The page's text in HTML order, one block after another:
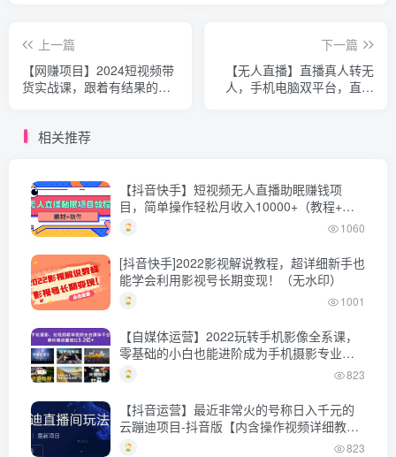
上一篇
【网赚项目】2024短视频带
货实战课，跟着有结果的
下一篇
【无人直播】直播真人转无
人，手机电脑双平台，直播
相关推荐
【抖音快手】短视频无人直播助眠赚钱项
目，简单操作轻松月收入10000+（教程+素
材+软件）
1060
[抖音快手]2022影视解说教程，超详细新手也
能学会利用影视号长期变现！（无水印）
1001
【自媒体运营】2022玩转手机影像全系课，
零基础的小白也能进阶成为手机摄影专业人
士
823
【抖音运营】最近非常火的号称日入千元的
云蹦迪项目-抖音版【内含操作视频详细教
程】
823